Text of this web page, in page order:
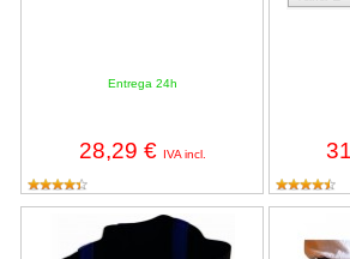
Entrega 24h
28,29 € IVA incl.
Faja Lumbar Kapataz con tirantes